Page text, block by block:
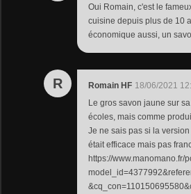
Oui Romain, c'est le
cuisine depuis plus de 10
économique aussi, un
R Romain HF 18/06/2021
Le gros savon jaune sur
écoles, mais comme
Je ne sais pas si la
était efficace mais pas
https://www.manomano.fr/